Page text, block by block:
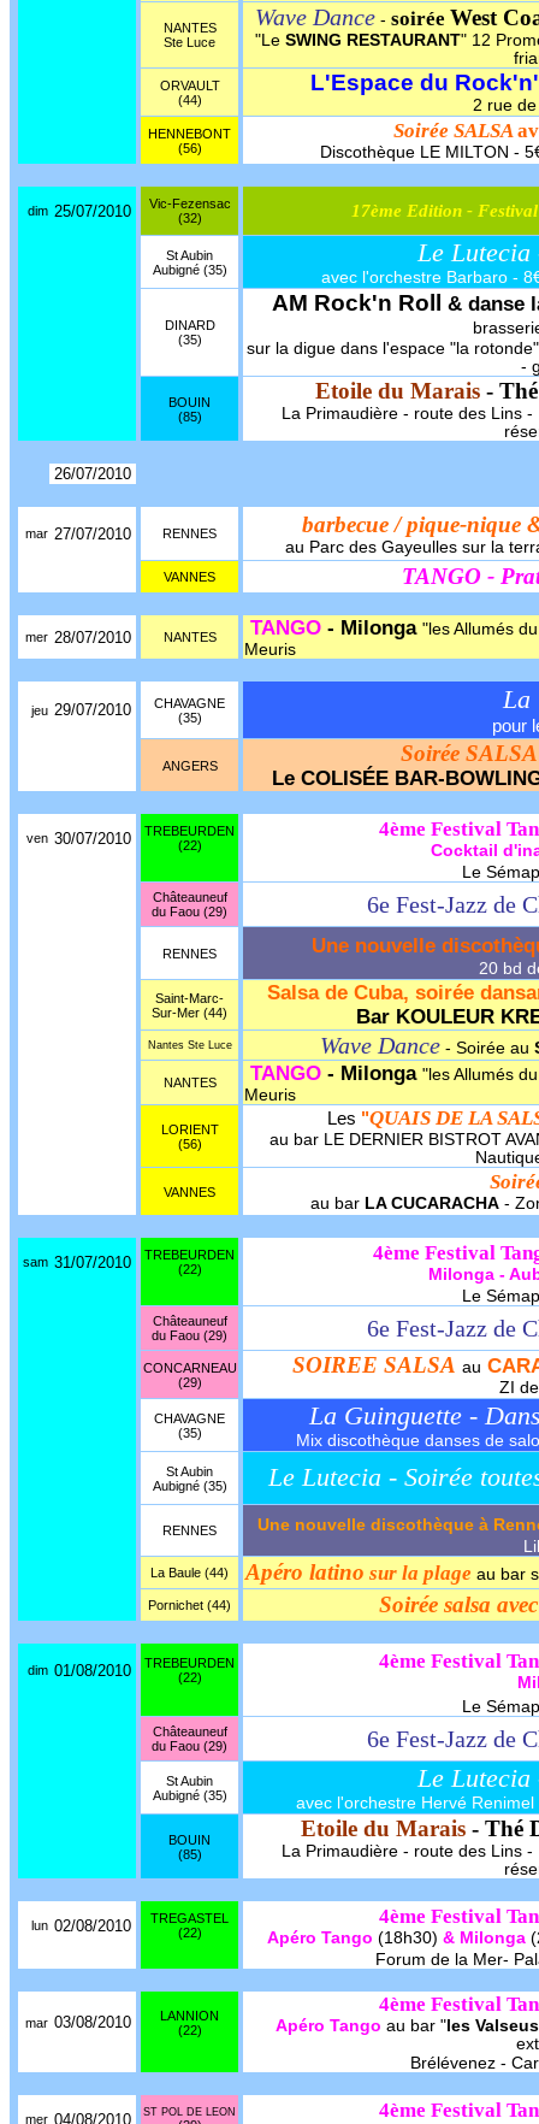
NANTES
Ste Luce
Wave Dance- soirée West
"Le SWING RESTAURANT" 12
ORVAULT
(44)
L'Espace du
2 rue
HENNEBONT
(56)
Soirée SALSA
Discothèque LE MILTON -
dim 25/07/2010
Vic-Fezensac
(32)
17ème Edition -
St Aubin
Aubigné (35)
Le Lutecia
avec l'orchestre Barbaro -
DINARD
(35)
AM Rock'n Roll & danse
sur la digue dans l'espace "la
-
BOUIN
(85)
Etoile du Marais- Thé
La Primaudière - route des Lins
26/07/2010
mar 27/07/2010 RENNES barbecue / pique-nique
au Parc des Gayeulles sur la
VANNES TANGO -
mer 28/07/2010 NANTES TANGO - Milonga "les Allumés
Meuris
jeu 29/07/2010
CHAVAGNE
(35)
La
pour
ANGERS Soirée SALSA
Le COLISÉE BAR-
ven 30/07/2010
TREBEURDEN
(22)
4ème Festival
Cocktail
Le
Châteauneuf
du Faou (29)
6e Fest-Jazz de
RENNES Une nouvelle
20 bd
Saint-Marc-
Sur-Mer (44)
Salsa de Cuba, soirée
Bar KOULEUR
Nantes Ste Luce Wave Dance- Soirée au
NANTES TANGO - Milonga "les Allumés
Meuris
LORIENT
(56)
Les "QUAIS DE LA
au bar LE DERNIER BISTROT
VANNES
au bar LA CUCARACHA -
sam 31/07/2010
TREBEURDEN
(22)
4ème Festival
Milonga -
Le
Châteauneuf
du Faou (29)
6e Fest-Jazz de
CONCARNEAU
(29)
SOIREE SALSA au
ZI
CHAVAGNE
(35)
La Guinguette -
Mix discothèque danses de
St Aubin
Aubigné (35)
Le Lutecia - Soirée
RENNES
Une nouvelle discothèque à
La Baule (44) Apéro latino sur la plage au bar
Pornichet (44) Soirée salsa
dim 01/08/2010
TREBEURDEN
(22)
4ème Festival
Le
Châteauneuf
du Faou (29)
6e Fest-Jazz de
St Aubin
Aubigné (35)
Le Lutecia
avec l'orchestre Hervé
BOUIN
(85)
Etoile du Marais - Thé
La Primaudière - route des Lins
lun 02/08/2010
TREGASTEL
(22)
4ème Festival
Apéro Tango (18h30) & Milonga
Forum de la Mer-
mar 03/08/2010
LANNION
(22)
4ème Festival
Apéro Tango au bar "les
Brélévenez -
mer 04/08/2010 ST POL DE LEON 4ème Festival